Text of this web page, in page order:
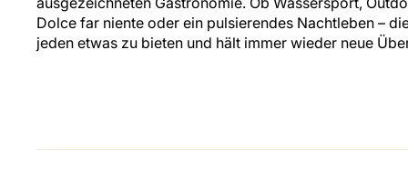
Dolce far niente oder ein pulsierendes Nachtleben –
jeden etwas zu bieten und hält immer wieder neue